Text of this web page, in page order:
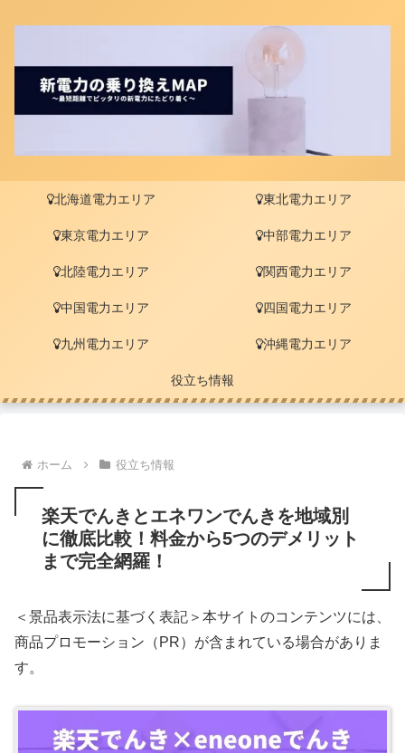
北海道電力エリア 東北電力エリア
東京電力エリア 中部電力エリア
北陸電力エリア 関西電力エリア
中国電力エリア 四国電力エリア
九州電力エリア 沖縄電力エリア
役立ち情報
ホーム 役立ち情報
楽天でんきとエネワンでんきを地域別
に徹底比較！料金から5つのデメリット
まで完全網羅！
＜景品表示法に基づく表記＞本サイトのコンテンツには、
商品プロモーション（PR）が含まれている場合がありま
す。